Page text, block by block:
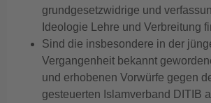
grundgesetzwidrige und
Ideologie Lehre und Verbreitung
Sind die insbesondere in der
Vergangenheit bekannt
und erhobenen Vorwürfe gegen
gesteuerten Islamverband DITIB